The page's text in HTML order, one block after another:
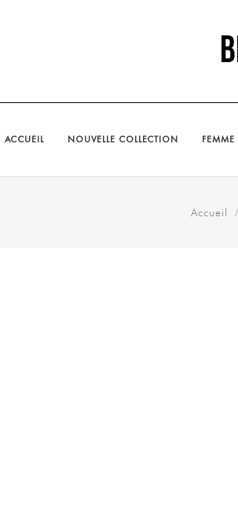
ACCUEIL NOUVELLE COLLECTION FEMME
Accueil